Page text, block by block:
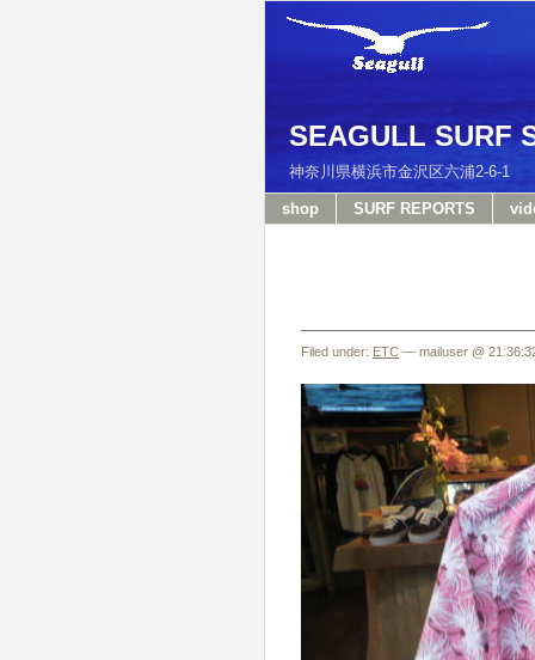
SEAGULL SURF
神奈川県横浜市金沢区
shop SURF REPORTS
Filed under: ETC — mailuser @